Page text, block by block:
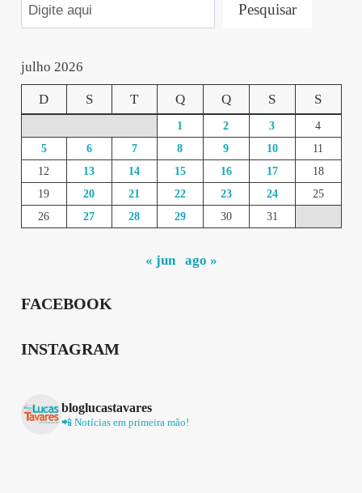
Pesquisar
julho 2026
D S T Q Q S S
1 2 3
4
5
6 7 8 9 10
11
12
13 14 15 16 17
18
19
20 21 22 23 24
25
26
27 28 29 30 31
« jun ago »
FACEBOOK
INSTAGRAM
bloglucastavares
📲 Notícias em primeira mão!